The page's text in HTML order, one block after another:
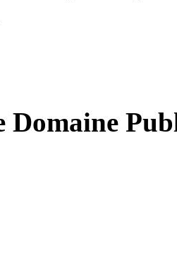
Domaine